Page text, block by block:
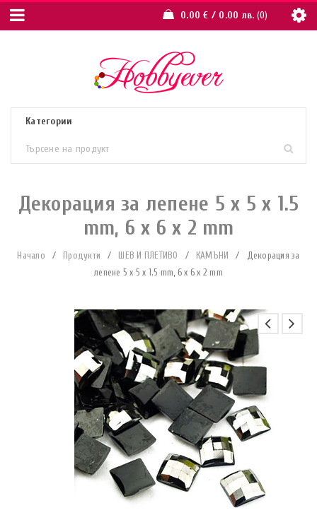
0.00€ / 0.00 лв. 0
Декорация за лепене 5 x 5 x 1.5
mm, 6 x 6 x 2 mm
Начало / Продукти / ШЕВ И ПЛЕТИВО / КАМЪНИ /
Декорация за
лепене 5 x 5 x 1.5 mm, 6 x 6 x 2 mm